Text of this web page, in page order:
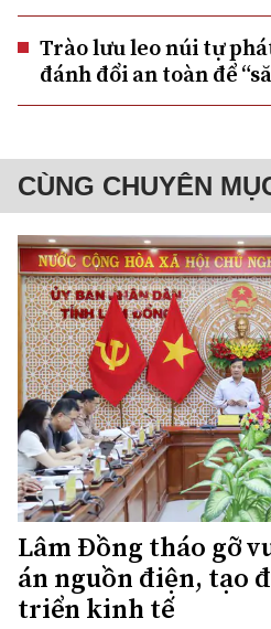
Trào lưu leo núi tự
đánh đổi an toàn để
CÙNG CHUYÊN
Lâm Đồng tháo gỡ
án nguồn điện, tạo
triển kinh tế